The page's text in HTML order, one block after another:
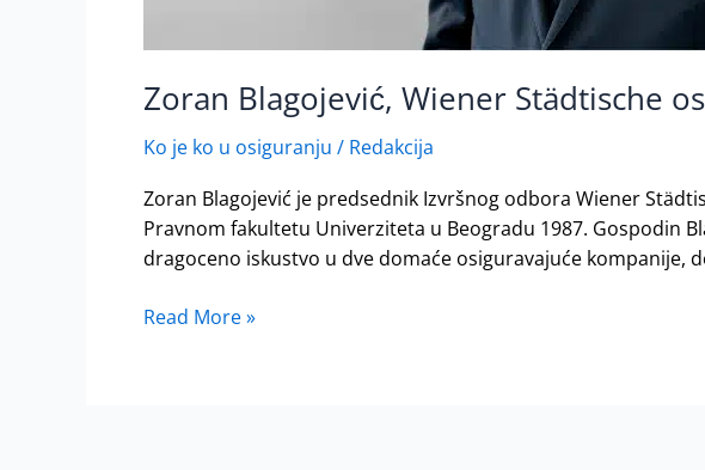
Zoran Blagojević, Wiener Städtische
Ko je ko u osiguranju / Redakcija
Zoran Blagojević je predsednik Izvršnog odbora Wiener
Pravnom fakultetu Univerziteta u Beogradu 1987. Gospodin
dragoceno iskustvo u dve domaće osiguravajuće
Read More »